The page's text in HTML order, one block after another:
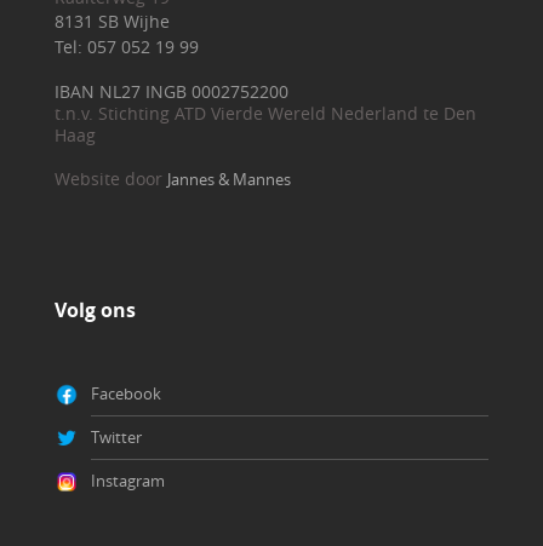
8131 SB Wijhe
Tel: 057 052 19 99
IBAN NL27 INGB 0002752200
t.n.v. Stichting ATD Vierde Wereld Nederland te Den
Haag
Website door Jannes & Mannes
Volg ons
Facebook
Twitter
Instagram